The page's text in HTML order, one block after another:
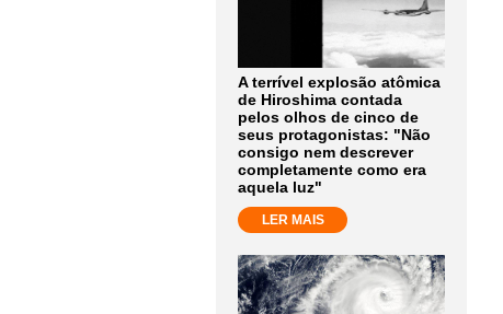
A terrível explosão atômica
de Hiroshima contada
pelos olhos de cinco de
seus protagonistas: "Não
consigo nem descrever
completamente como era
aquela luz"
LER MAIS